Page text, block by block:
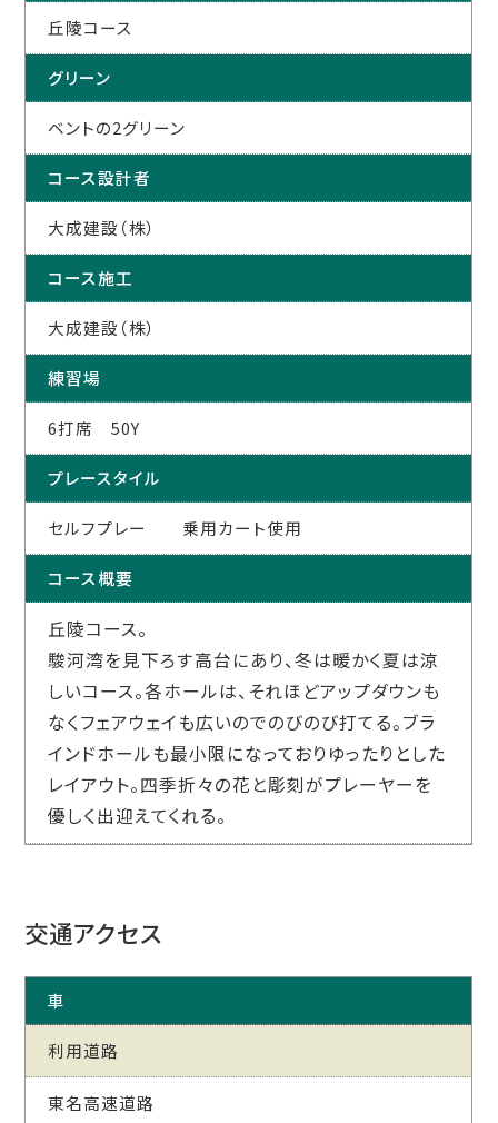
丘陵コース
グリーン
ベントの2グリーン
コース設計者
大成建設（株）
コース施工
大成建設（株）
練習場
6打席 50Y
プレースタイル
セルフプレー 乗用カート使用
コース概要
丘陵コース。
駿河湾を見下ろす高台にあり、冬は暖かく夏は涼
しいコース。各ホールは、それほどアップダウンも
なくフェアウェイも広いのでのびのび打てる。ブラ
インドホールも最小限になっておりゆったりとした
レイアウト。四季折々の花と彫刻がプレーヤーを
優しく出迎えてくれる。
交通アクセス
車
利用道路
東名高速道路